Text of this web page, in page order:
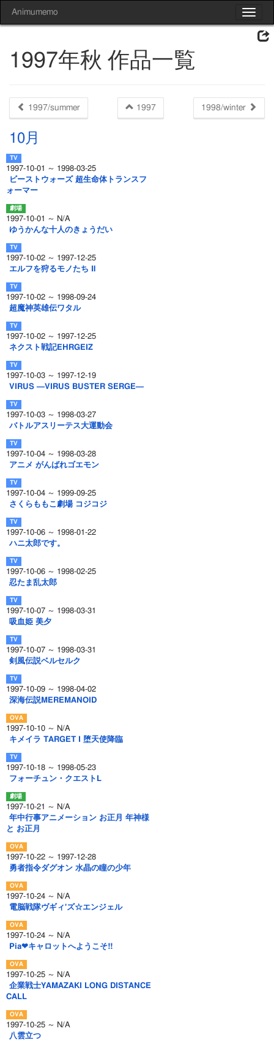
Toggle
Animumemo
1997年秋 作品一覧
1997/summer 1997 1998/winter
10月
1997-10-01 ～ 1998-03-25
ビーストウォーズ 超生命体トランスフ
ォーマー
1997-10-01 ～ N/A
ゆうかんな十人のきょうだい
1997-10-02 ～ 1997-12-25
エルフを狩るモノたち Ⅱ
1997-10-02 ～ 1998-09-24
超魔神英雄伝ワタル
1997-10-02 ～ 1997-12-25
ネクスト戦記EHRGEIZ
1997-10-03 ～ 1997-12-19
VIRUS ―VIRUS BUSTER SERGE―
1997-10-03 ～ 1998-03-27
バトルアスリーテス大運動会
1997-10-04 ～ 1998-03-28
アニメ がんばれゴエモン
1997-10-04 ～ 1999-09-25
さくらももこ劇場 コジコジ
1997-10-06 ～ 1998-01-22
ハニ太郎です。
1997-10-06 ～ 1998-02-25
忍たま乱太郎
1997-10-07 ～ 1998-03-31
吸血姫 美夕
1997-10-07 ～ 1998-03-31
剣風伝説ベルセルク
1997-10-09 ～ 1998-04-02
深海伝説MEREMANOID
1997-10-10 ～ N/A
キメイラ TARGET I 堕天使降臨
1997-10-18 ～ 1998-05-23
フォーチュン・クエストL
1997-10-21 ～ N/A
年中行事アニメーション お正月 年神様
と お正月
1997-10-22 ～ 1997-12-28
勇者指令ダグオン 水晶の瞳の少年
1997-10-24 ～ N/A
電脳戦隊ヴギィ'ズ☆エンジェル
1997-10-24 ～ N/A
Pia❤キャロットへようこそ!!
1997-10-25 ～ N/A
企業戦士YAMAZAKI LONG DISTANCE
CALL
1997-10-25 ～ N/A
八雲立つ